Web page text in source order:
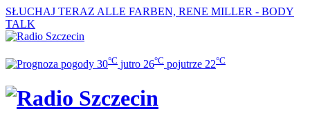
SŁUCHAJ TERAZ ALLE FARBEN, RENE MILLER - BODY
TALK
30°C jutro 26°C pojutrze 22°C